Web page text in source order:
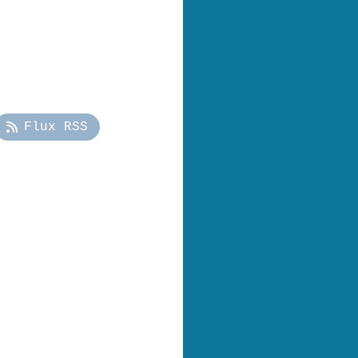
Flux RSS